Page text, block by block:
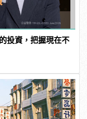
投資，把握現在不